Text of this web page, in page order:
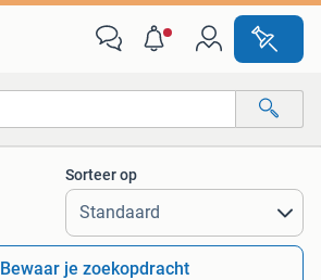
Alle afstanden…
Sorteer op
Bewaar je zoekopdracht